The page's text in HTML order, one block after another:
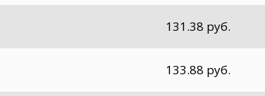
131.38 руб.
133.88 руб.